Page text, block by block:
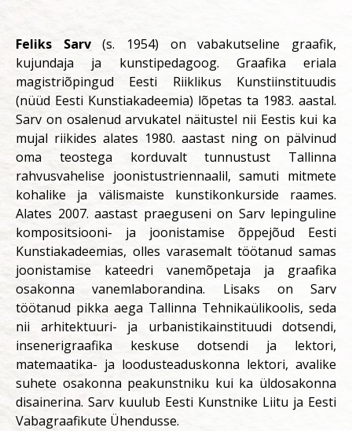
Feliks Sarv(s. 1954) on vabakutseline graafik,
kujundaja ja kunstipedagoog. Graafika eriala
magistriõpingud Eesti Riiklikus Kunstiinstituudis
(nüüd Eesti Kunstiakadeemia) lõpetas ta 1983. aastal.
Sarv on osalenud arvukatel näitustel nii Eestis kui ka
mujal riikides alates 1980. aastast ning on pälvinud
oma teostega korduvalt tunnustust Tallinna
rahvusvahelise joonistustriennaalil, samuti mitmete
kohalike ja välismaiste kunstikonkurside raames.
Alates 2007. aastast praeguseni on Sarv lepinguline
kompositsiooni- ja joonistamise õppejõud Eesti
Kunstiakadeemias, olles varasemalt töötanud samas
joonistamise kateedri vanemõpetaja ja graafika
osakonna vanemlaborandina. Lisaks on Sarv
töötanud pikka aega Tallinna Tehnikaülikoolis, seda
nii arhitektuuri- ja urbanistikainstituudi dotsendi,
insenerigraafika keskuse dotsendi ja lektori,
matemaatika- ja loodusteaduskonna lektori, avalike
suhete osakonna peakunstniku kui ka üldosakonna
disainerina. Sarv kuulub Eesti Kunstnike Liitu ja Eesti
Vabagraafikute Ühendusse.